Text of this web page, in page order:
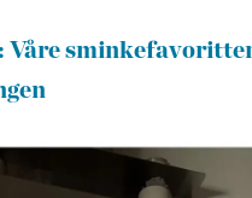
Våre